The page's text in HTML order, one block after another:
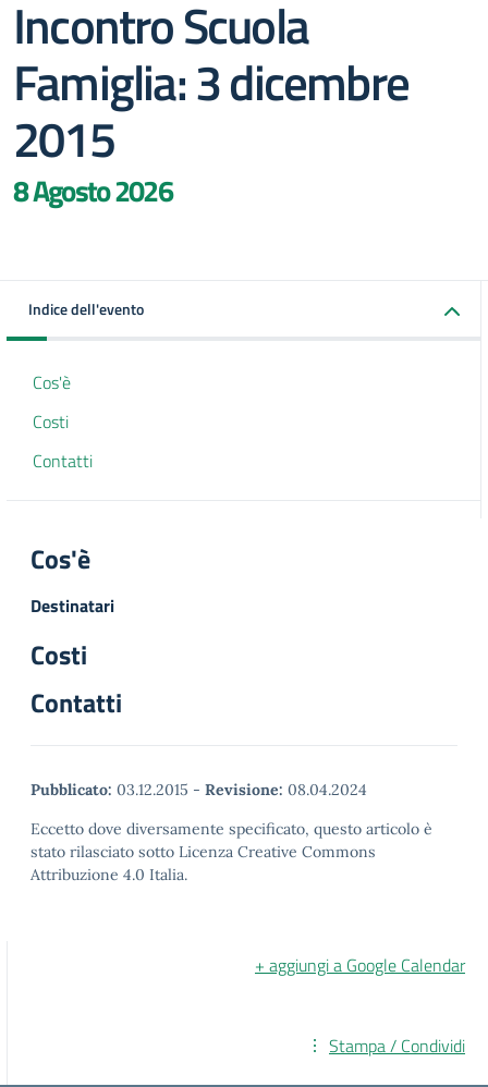
Incontro Scuola
Famiglia: 3 dicembre
2015
8 Agosto 2026
Indice dell'evento
Cos'è
Costi
Contatti
Cos'è
Destinatari
Costi
Contatti
Pubblicato: 03.12.2015 - Revisione: 08.04.2024
Eccetto dove diversamente specificato, questo articolo è
stato rilasciato sotto Licenza Creative Commons
Attribuzione 4.0 Italia.
+ aggiungi a Google Calendar
Stampa / Condividi